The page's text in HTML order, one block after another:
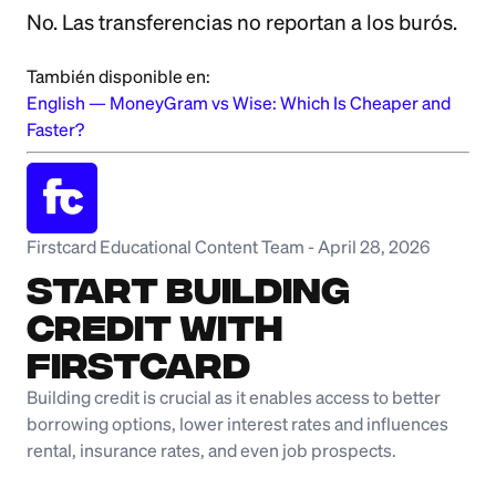
No. Las transferencias no reportan a los burós.
También disponible en:
English — MoneyGram vs Wise: Which Is Cheaper and
Faster?
Firstcard Educational Content Team -April 28, 2026
Start Building
Credit with
Firstcard
Building credit is crucial as it enables access to better
borrowing options, lower interest rates and influences
rental, insurance rates, and even job prospects.